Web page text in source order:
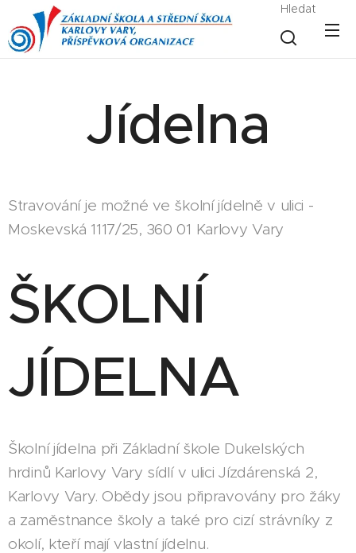
Hledat
Jídelna
Stravování je možné ve školní jídelně v ulici -
Moskevská 1117/25, 360 01 Karlovy Vary
ŠKOLNÍ
JÍDELNA
Školní jídelna při Základní škole Dukelských
hrdinů Karlovy Vary sídlí v ulici Jízdárenská 2,
Karlovy Vary. Obědy jsou připravovány pro žáky
a zaměstnance školy a také pro cizí strávníky z
okolí, kteří mají vlastní jídelnu.